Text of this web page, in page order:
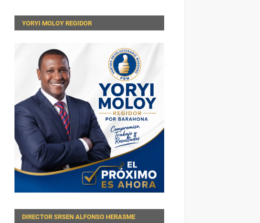
YORYI MOLOY REGIDOR
DIRECTOR SRSEN ALFONSO HERASME